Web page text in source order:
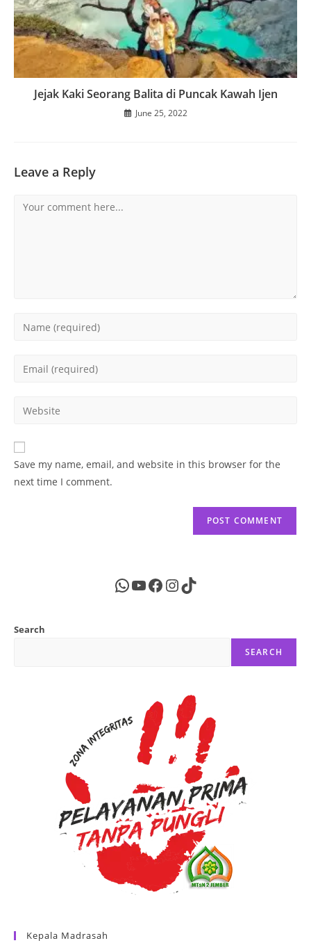
Jejak Kaki Seorang Balita di Puncak Kawah Ijen
June 25, 2022
Leave a Reply
Comment
Enter
Enter
address
comment
Enter
website
URL
(optional)
Save my name, email, and website in this browser for the
next time I comment.
WhatsApp
YouTube
Facebook
Instagram
TikTok
Search
SEARCH
Kepala Madrasah